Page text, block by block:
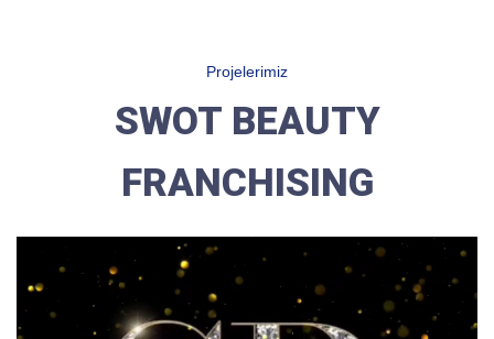
Projelerimiz
SWOT BEAUTY
FRANCHISING